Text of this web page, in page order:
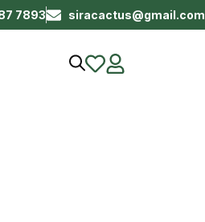
7893 siracactus@gmail.com